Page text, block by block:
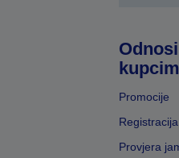
Promocije
Provjera